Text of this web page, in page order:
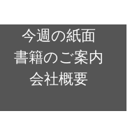
今週の紙面
書籍のご案内
会社概要